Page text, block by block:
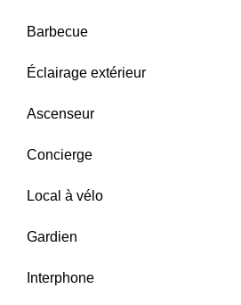
Barbecue
Éclairage extérieur
Ascenseur
Concierge
Local à vélo
Gardien
Interphone